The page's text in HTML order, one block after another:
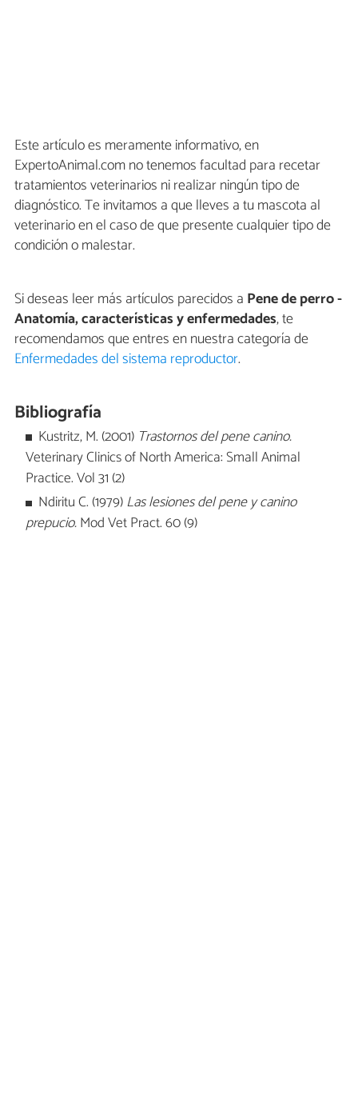
Este artículo es meramente informativo, en
ExpertoAnimal.com no tenemos facultad para recetar
tratamientos veterinarios ni realizar ningún tipo de
diagnóstico. Te invitamos a que lleves a tu mascota al
veterinario en el caso de que presente cualquier tipo de
condición o malestar.
Si deseas leer más artículos parecidos a Pene de perro -
Anatomía, características y enfermedades, te
recomendamos que entres en nuestra categoría de
Enfermedades del sistema reproductor.
Bibliografía
Kustritz, M. (2001) Trastornos del pene canino.
Veterinary Clinics of North America: Small Animal
Practice. Vol 31 (2)
Ndiritu C. (1979)Las lesiones del pene y canino
prepucio.Mod Vet Pract. 60 (9)